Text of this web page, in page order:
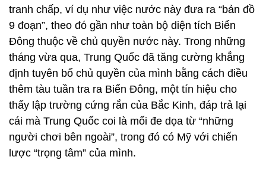
tranh chấp, ví dụ như việc nước này đưa ra “bản đồ
9 đoạn”, theo đó gần như toàn bộ diện tích Biển
Đông thuộc về chủ quyền nước này. Trong những
tháng vừa qua, Trung Quốc đã tăng cường khẳng
định tuyên bố chủ quyền của mình bằng cách điều
thêm tàu tuần tra ra Biển Đông, một tín hiệu cho
thấy lập trường cứng rắn của Bắc Kinh, đáp trả lại
cái mà Trung Quốc coi là mối đe dọa từ “những
người chơi bên ngoài”, trong đó có Mỹ với chiến
lược “trọng tâm” của mình.